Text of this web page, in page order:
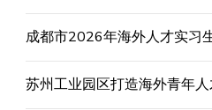
成都市2026年海外人才实习
苏州工业园区打造海外青年